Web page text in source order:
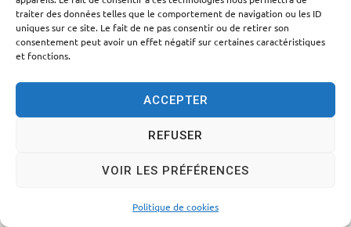
traiter des données telles que le comportement de navigation ou les ID
uniques sur ce site. Le fait de ne pas consentir ou de retirer son
consentement peut avoir un effet négatif sur certaines caractéristiques
et fonctions.
ACCEPTER
REFUSER
VOIR LES PRÉFÉRENCES
Politique de cookies